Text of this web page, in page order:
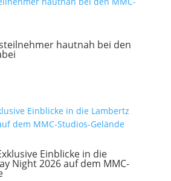
hautnah bei den
Einblicke in die
Night 2026 auf dem MMC-